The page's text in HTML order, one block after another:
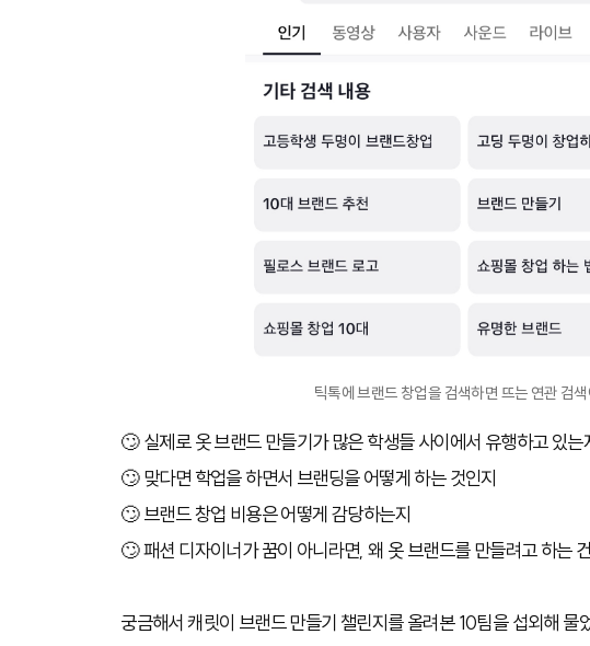
틱톡에 브랜드 창업을 검색하면 뜨는 연관 검
🙄 실제로 옷 브랜드 만들기가 많은 학생들 사이에서 유행하고 있는
🙄 맞다면 학업을 하면서 브랜딩을 어떻게 하는 것인지
🙄 브랜드 창업 비용은 어떻게 감당하는지
🙄 패션 디자이너가 꿈이 아니라면, 왜 옷 브랜드를 만들려고 하는
궁금해서 캐릿이 브랜드 만들기 챌린지를 올려본 10팀을 섭외해 물